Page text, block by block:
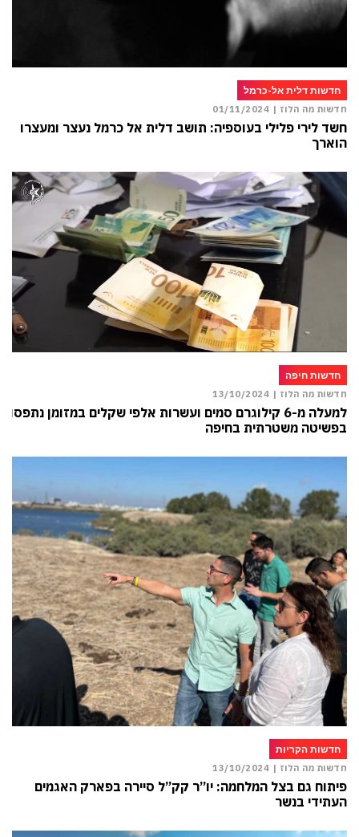
חדשות דלית אל-כרמל
חדשות מה הלוז | 01/11/2024
חשד לירי פלילי בעוספיה: תושב דלית אל כרמל נעצר ומעצרו
הוארך
חדשות חיפה
חדשות מה הלוז | 13/10/2024
למעלה מ-6 קילוגרם סמים ועשרות אלפי שקלים במזומן נתפסו
בפשיטה משטרתית בחיפה
חדשות הקריות
חדשות מה הלוז | 13/10/2024
פיתוח גם בצל המלחמה: יו”ר קק”ל סיירה בפארק האגמים
העתידי בנשר